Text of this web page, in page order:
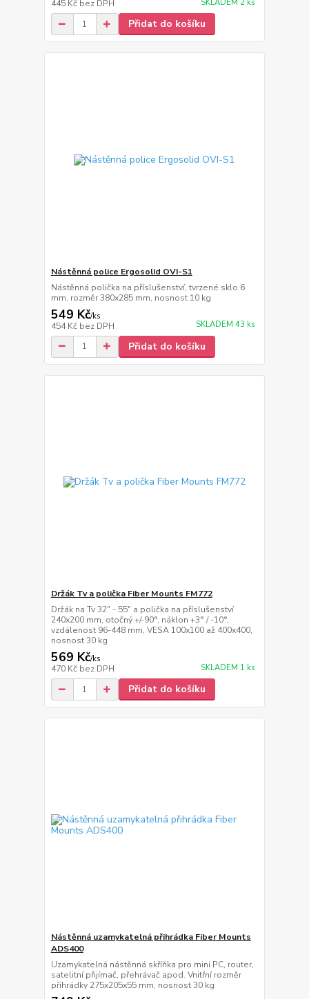
445 Kč bez DPH SKLADEM 2 ks
Přidat do košíku
Nástěnná police Ergosolid OVI-S1
Nástěnná polička na příslušenství, tvrzené sklo 6
mm, rozměr 380x285 mm, nosnost 10 kg
549 Kč/ks
454 Kč bez DPH SKLADEM 43 ks
Přidat do košíku
Držák Tv a polička Fiber Mounts FM772
Držák na Tv 32" - 55" a polička na příslušenství
240x200 mm, otočný +/-90°, náklon +3° / -10°,
vzdálenost 96-448 mm, VESA 100x100 až 400x400,
nosnost 30 kg
569 Kč/ks
470 Kč bez DPH SKLADEM 1 ks
Přidat do košíku
Nástěnná uzamykatelná přihrádka Fiber Mounts
ADS400
Uzamykatelná nástěnná skříňka pro mini PC, router,
satelitní přijímač, přehrávač apod. Vnitřní rozměr
přihrádky 275x205x55 mm, nosnost 30 kg